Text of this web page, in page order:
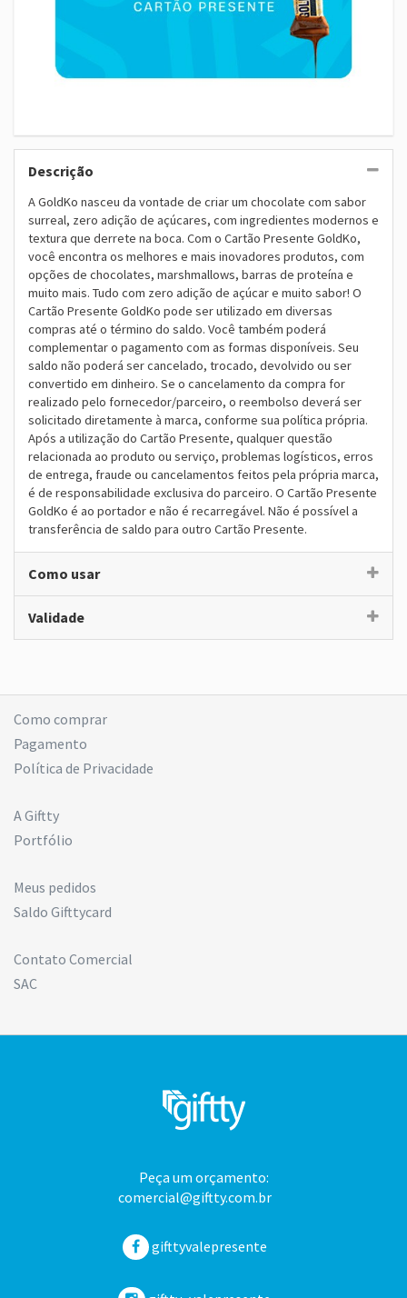
Descrição
A GoldKo nasceu da vontade de criar um chocolate com sabor
surreal, zero adição de açúcares, com ingredientes modernos e
textura que derrete na boca. Com o Cartão Presente GoldKo,
você encontra os melhores e mais inovadores produtos, com
opções de chocolates, marshmallows, barras de proteína e
muito mais. Tudo com zero adição de açúcar e muito sabor! O
Cartão Presente GoldKo pode ser utilizado em diversas
compras até o término do saldo. Você também poderá
complementar o pagamento com as formas disponíveis. Seu
saldo não poderá ser cancelado, trocado, devolvido ou ser
convertido em dinheiro. Se o cancelamento da compra for
realizado pelo fornecedor/parceiro, o reembolso deverá ser
solicitado diretamente à marca, conforme sua política própria.
Após a utilização do Cartão Presente, qualquer questão
relacionada ao produto ou serviço, problemas logísticos, erros
de entrega, fraude ou cancelamentos feitos pela própria marca,
é de responsabilidade exclusiva do parceiro. O Cartão Presente
GoldKo é ao portador e não é recarregável. Não é possível a
transferência de saldo para outro Cartão Presente.
Como usar
Validade
Como comprar
Pagamento
Política de Privacidade
A Giftty
Portfólio
Meus pedidos
Saldo Gifttycard
Contato Comercial
SAC
Peça um orçamento:
comercial@giftty.com.br
gifttyvalepresente